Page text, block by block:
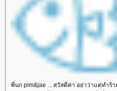
พี่นก pim&jae ... สวัสดีค่า อย่าว่าแต่ทำร้า